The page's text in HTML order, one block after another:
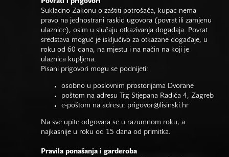
Sukladno Zakonu o zaštiti potrošača, kupac nema
pravo na jednostrani raskid ugovora (povrat ili zamjenu
ulaznice), osim u slučaju otkazivanja događaja. Povrat
sredstava moguć je isključivo za otkazane događaje, u
roku od 60 dana, na mjestu i na način na koji je
ulaznica kupljena.
Pisani prigovori mogu se podnijeti:
osobno u poslovnim prostorijama Dvorane
poštom na adresu Trg Stjepana Radića 4, Zagreb
e-poštom na adresu: prigovor@lisinski.hr
Na sve upite odgovara se u razumnom roku, a
najkasnije u roku od 15 dana od primitka.
Pravila ponašanja i garderoba